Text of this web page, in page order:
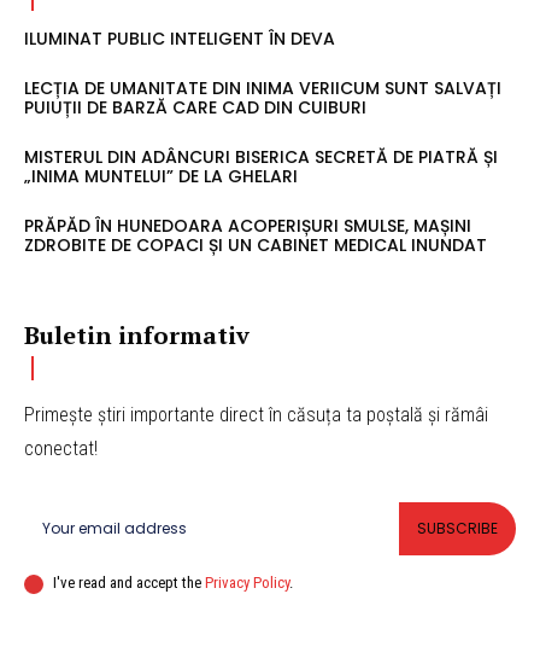
ILUMINAT PUBLIC INTELIGENT ÎN DEVA
LECȚIA DE UMANITATE DIN INIMA VERIICUM SUNT SALVAȚI
PUIUȚII DE BARZĂ CARE CAD DIN CUIBURI
MISTERUL DIN ADÂNCURI BISERICA SECRETĂ DE PIATRĂ ȘI
„INIMA MUNTELUI” DE LA GHELARI
PRĂPĂD ÎN HUNEDOARA ACOPERIȘURI SMULSE, MAȘINI
ZDROBITE DE COPACI ȘI UN CABINET MEDICAL INUNDAT
Buletin informativ
Primește știri importante direct în căsuța ta poștală și rămâi
conectat!
SUBSCRIBE
I've read and accept the Privacy Policy.